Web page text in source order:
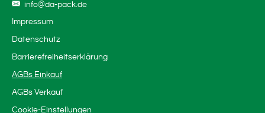
info@da-pack.de
Impressum
Datenschutz
Barrierefreiheitserklärung
AGBs Einkauf
AGBs Verkauf
Cookie-Einstellungen